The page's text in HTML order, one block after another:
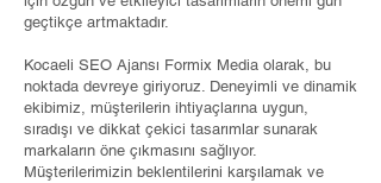
geçtikçe artmaktadır.
Kocaeli SEO Ajansı Formix Media olarak, bu
noktada devreye giriyoruz. Deneyimli ve dinamik
ekibimiz, müşterilerin ihtiyaçlarına uygun,
sıradışı ve dikkat çekici tasarımlar sunarak
markaların öne çıkmasını sağlıyor.
Müşterilerimizin beklentilerini karşılamak ve